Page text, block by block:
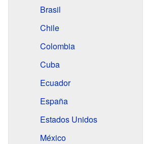
Brasil
Chile
Colombia
Cuba
Ecuador
España
Estados Unidos
México